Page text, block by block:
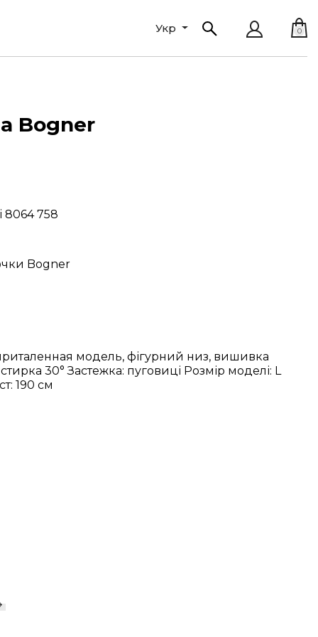
Укр 0
Bogner
8064 758
Bogner
модель, фігурний низ, вишивка
30° Застежка: пуговиці Розмір моделі: L
190 см